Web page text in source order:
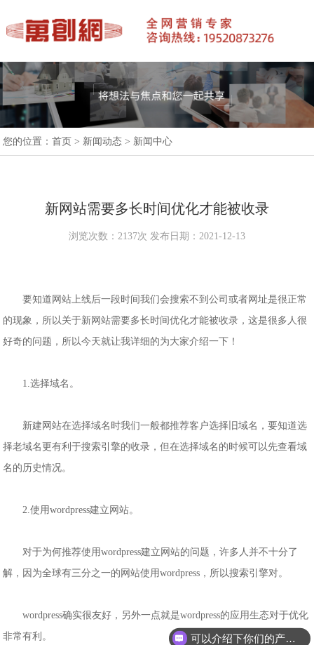
您的位置：首页 > 新闻动态 > 新闻中心
新网站需要多长时间优化才能被收录
浏览次数：2137次 发布日期：2021-12-13
要知道网站上线后一段时间我们会搜索不到公司或者网址是很正常
的现象，所以关于新网站需要多长时间优化才能被收录，这是很多人很
好奇的问题，所以今天就让我详细的为大家介绍一下！
1.选择域名。
新建网站在选择域名时我们一般都推荐客户选择旧域名，要知道选
择老域名更有利于搜索引擎的收录，但在选择域名的时候可以先查看域
名的历史情况。
2.使用wordpress建立网站。
对于为何推荐使用wordpress建立网站的问题，许多人并不十分了
解，因为全球有三分之一的网站使用wordpress，所以搜索引擎对。
wordpress确实很友好，另外一点就是wordpress的应用生态对于优化
非常有利。
可以介绍下你们的产品么